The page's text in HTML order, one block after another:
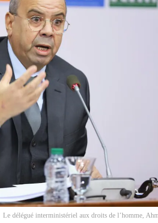
Le délégué interministériel aux droits de l’homme,